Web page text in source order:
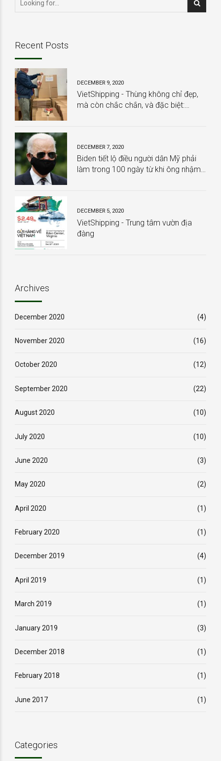
Recent Posts
DECEMBER 9, 2020
VietShipping - Thùng không chỉ đẹp,
mà còn chắc chắn, và đặc biệt:
DECEMBER 7, 2020
Biden tiết lộ điều người dân Mỹ phải
làm trong 100 ngày từ khi ông nhậm
DECEMBER 5, 2020
VietShipping - Trung tâm vườn địa
đàng
Archives
December 2020 (4)
November 2020 (16)
October 2020 (12)
September 2020 (22)
August 2020 (10)
July 2020 (10)
June 2020 (3)
May 2020 (2)
April 2020 (1)
February 2020 (1)
December 2019 (4)
April 2019 (1)
March 2019 (1)
January 2019 (3)
December 2018 (1)
February 2018 (1)
June 2017 (1)
Categories